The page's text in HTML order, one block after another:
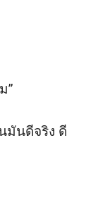
”
มันดีจริง ดี